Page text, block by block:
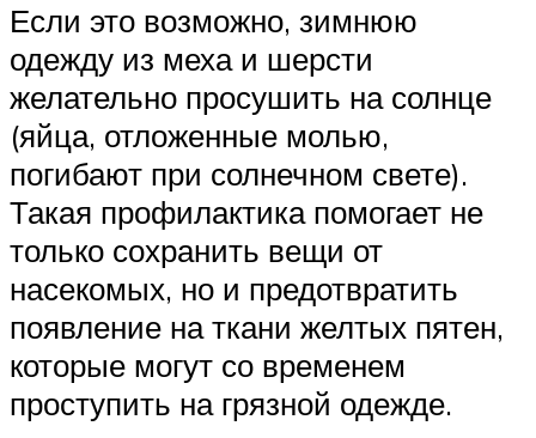
Если это возможно, зимнюю
одежду из меха и шерсти
желательно просушить на солнце
(яйца, отложенные молью,
погибают при солнечном свете).
Такая профилактика помогает не
только сохранить вещи от
насекомых, но и предотвратить
появление на ткани желтых пятен,
которые могут со временем
проступить на грязной одежде.